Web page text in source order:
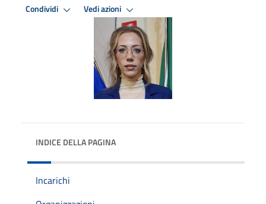
Condividi Vedi azioni
INDICE DELLA PAGINA
Incarichi